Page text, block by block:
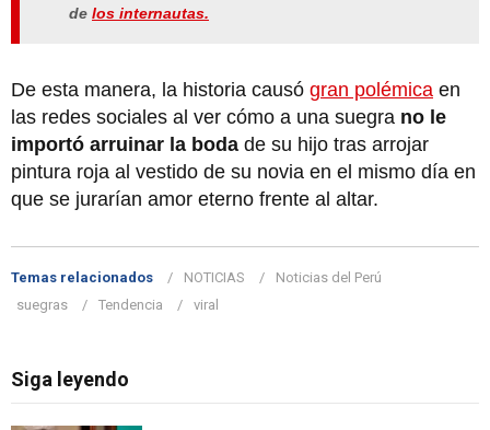
de los internautas.
De esta manera, la historia causó gran polémica en
las redes sociales al ver cómo a una suegra no le
importó arruinar la boda de su hijo tras arrojar
pintura roja al vestido de su novia en el mismo día en
que se jurarían amor eterno frente al altar.
Temas relacionados NOTICIAS
Noticias del Perú
suegras
Tendencia viral
Siga leyendo